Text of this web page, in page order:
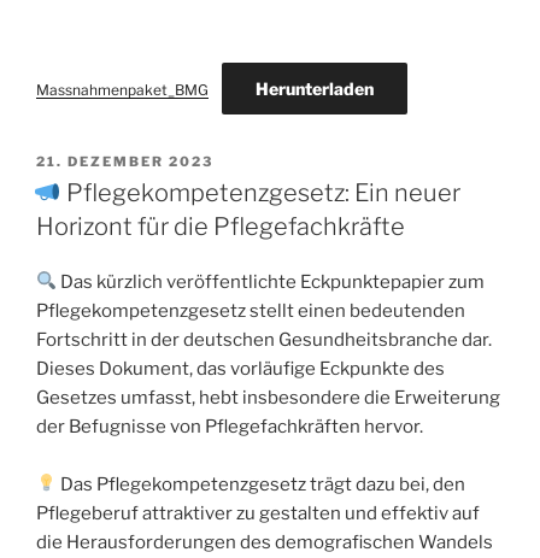
Massnahmenpaket_BMG Herunterladen
21. DEZEMBER 2023
Pflegekompetenzgesetz: Ein neuer
Horizont für die Pflegefachkräfte
Das kürzlich veröffentlichte Eckpunktepapier zum
Pflegekompetenzgesetz stellt einen bedeutenden
Fortschritt in der deutschen Gesundheitsbranche dar.
Dieses Dokument, das vorläufige Eckpunkte des
Gesetzes umfasst, hebt insbesondere die Erweiterung
der Befugnisse von Pflegefachkräften hervor.
Das Pflegekompetenzgesetz trägt dazu bei, den
Pflegeberuf attraktiver zu gestalten und effektiv auf
die Herausforderungen des demografischen Wandels